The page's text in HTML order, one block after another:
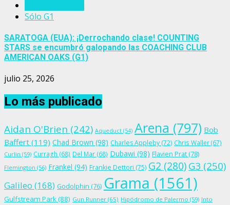
Sólo G1
SARATOGA (EUA): ¡Derrochando clase! COUNTING
STARS se encumbró galopando las COACHING CLUB
AMERICAN OAKS (G1)
julio 25, 2026
Lo más publicado
Aidan O'Brien (242) Aqueduct (54) Arena (797) Bob
Baffert (119) Chad Brown (98) Charles Appleby (72) Chris Waller(67)
Curlin (59) Curragh (68) Del Mar (68) Dubawi (98) Flavien Prat (78)
Flemington (56) Frankel (94) Frankie Dettori (75) G2 (280)G3 (250)
Galileo (168) Godolphin (76) Grama (1561)
Gulfstream Park(88) Gun Runner (65) Hipódromo de Palermo (59) Into